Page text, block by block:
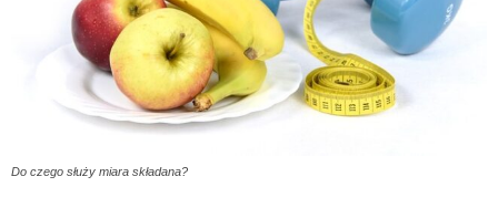
Do czego służy miara składana?